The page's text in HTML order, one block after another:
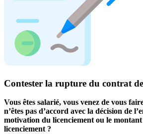
Contester la rupture du contrat
Vous êtes salarié, vous venez de vous
n’êtes pas d’accord avec la décision de
motivation du licenciement ou le montant
licenciement ?